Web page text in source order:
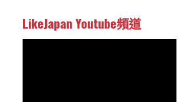
LikeJapan Youtube頻道